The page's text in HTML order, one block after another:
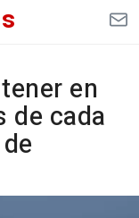
en
de cada